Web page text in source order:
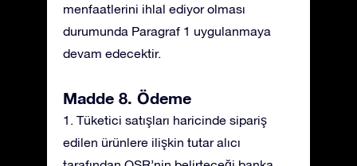
menfaatlerini ihlal ediyor olması
durumunda Paragraf 1 uygulanmaya
devam edecektir.
Madde 8. Ödeme
1. Tüketici satışları haricinde sipariş
edilen ürünlere ilişkin tutar alıcı